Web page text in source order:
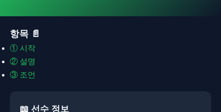
항목 📄
① 시작
② 설명
③ 조언
📖 선수 정보